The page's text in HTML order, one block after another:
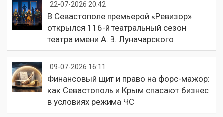
22-07-2026 20:42
В Севастополе премьерой «Ревизор»
открылся 116-й театральный сезон
театра имени А. В. Луначарского
09-07-2026 16:11
Финансовый щит и право на форс-мажор:
как Севастополь и Крым спасают бизнес
в условиях режима ЧС